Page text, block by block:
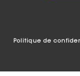
Politique de